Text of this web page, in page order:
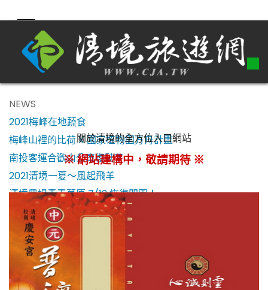
NEWS
2021梅峰在地蔬食
梅峰山裡的比荷 X 國家植物園方舟計畫
南投客運合歡山公車復駛了！
2021清境一夏～風起飛羊
清境農場青青草原 7/13 恢復開園！
關於清境的全方位入口網站
※ 網站建構中，敬請期待 ※